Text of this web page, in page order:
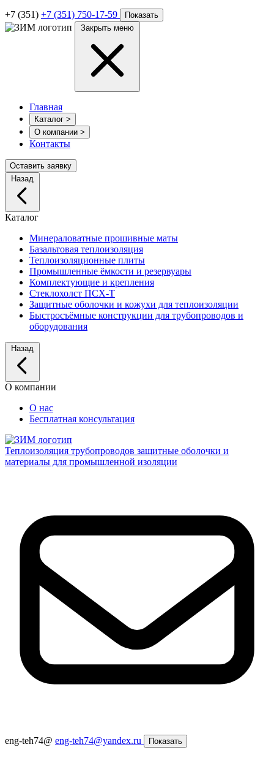
+7 (351) +7 (351) 750-17-59
Показать
Закрыть меню
Главная
Каталог >
О компании >
Контакты
Оставить заявку
Назад
Каталог
Минераловатные прошивные маты
Базальтовая теплоизоляция
Теплоизоляционные плиты
Промышленные ёмкости и резервуары
Комплектующие и крепления
Стеклохолст ПСХ-Т
Защитные оболочки и кожухи для теплоизоляции
Быстросъёмные конструкции для трубопроводов и
оборудования
Назад
О компании
О нас
Бесплатная консультация
Теплоизоляция трубопроводов защитные оболочки и
материалы для промышленной изоляции
eng-teh74@ eng-teh74@yandex.ru Показать